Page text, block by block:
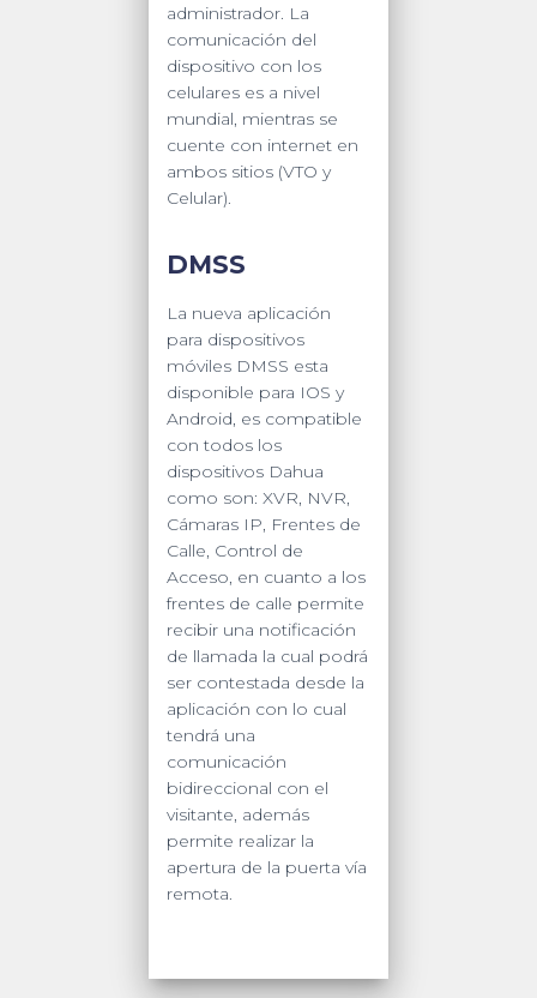
administrador. La
comunicación del
dispositivo con los
celulares es a nivel
mundial, mientras se
cuente con internet en
ambos sitios (VTO y
Celular).
DMSS
La nueva aplicación
para dispositivos
móviles DMSS esta
disponible para IOS y
Android, es compatible
con todos los
dispositivos Dahua
como son: XVR, NVR,
Cámaras IP, Frentes de
Calle, Control de
Acceso, en cuanto a los
frentes de calle permite
recibir una notificación
de llamada la cual podrá
ser contestada desde la
aplicación con lo cual
tendrá una
comunicación
bidireccional con el
visitante, además
permite realizar la
apertura de la puerta vía
remota.